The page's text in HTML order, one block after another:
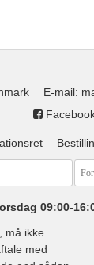
E-mail:
09:00-
må ikke
med